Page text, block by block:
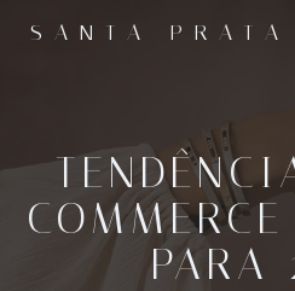
para
SANTA PRATA
PARA